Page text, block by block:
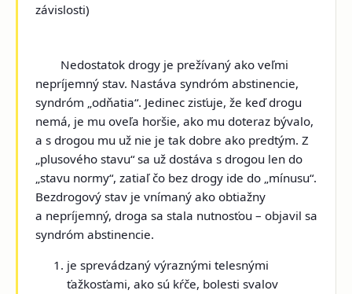
závislosti)
Nedostatok drogy je prežívaný ako veľmi
nepríjemný stav. Nastáva syndróm abstinencie,
syndróm „odňatia“. Jedinec zisťuje, že keď drogu
nemá, je mu oveľa horšie, ako mu doteraz bývalo,
a s drogou mu už nie je tak dobre ako predtým. Z
„plusového stavu“ sa už dostáva s drogou len do
„stavu normy“, zatiaľ čo bez drogy ide do „mínusu“.
Bezdrogový stav je vnímaný ako obtiažny
a nepríjemný, droga sa stala nutnosťou – objavil sa
syndróm abstinencie.
je sprevádzaný výraznými telesnými
ťažkosťami, ako sú kŕče, bolesti svalov